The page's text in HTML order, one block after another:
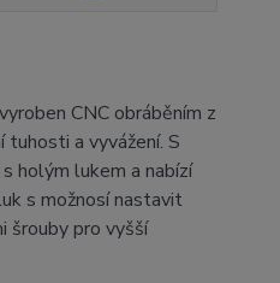
CNC obráběním z
a vyvážení. S
holým lukem a nabízí
s možnosí nastavit
šrouby pro vyšší